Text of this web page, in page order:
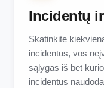
Incidentų
Skatinkite
incidentus, vos
sąlygas iš bet
incidentus